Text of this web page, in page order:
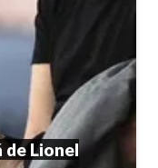
de Lionel